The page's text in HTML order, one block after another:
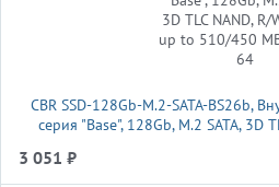
CBR SSD-128Gb-M.2-SATA-BS26b,
серия "Base", 128Gb, M.2 SATA, 3D
3 051 ₽